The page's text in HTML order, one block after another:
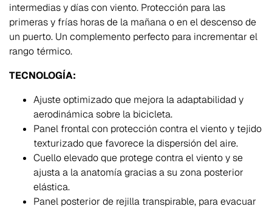
intermedias y días con viento. Protección para las
primeras y frías horas de la mañana o en el descenso de
un puerto. Un complemento perfecto para incrementar el
rango térmico.
TECNOLOGÍA:
Ajuste optimizado que mejora la adaptabilidad y
aerodinámica sobre la bicicleta.
Panel frontal con protección contra el viento y tejido
texturizado que favorece la dispersión del aire.
Cuello elevado que protege contra el viento y se
ajusta a la anatomía gracias a su zona posterior
elástica.
Panel posterior de rejilla transpirable, para evacuar